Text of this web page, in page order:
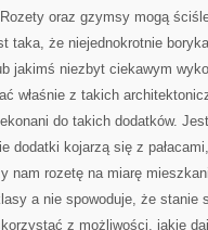
oraz gzymsy mogą
taka, że niejednokrotnie
jakimś niezbyt ciekawym
właśnie z takich
do takich dodatków.
dodatki kojarzą się z
nam rozetę na miarę
a nie spowoduje, że stanie
z możliwości, jakie